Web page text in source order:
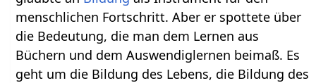
menschlichen Fortschritt. Aber er spottete über
die Bedeutung, die man dem Lernen aus
Büchern und dem Auswendiglernen beimaß. Es
geht um die Bildung des Lebens, die Bildung des